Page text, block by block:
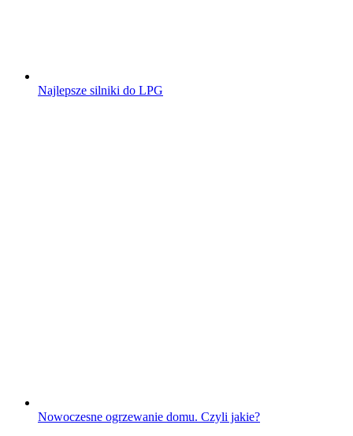
Najlepsze silniki do LPG
Nowoczesne ogrzewanie domu. Czyli jakie?